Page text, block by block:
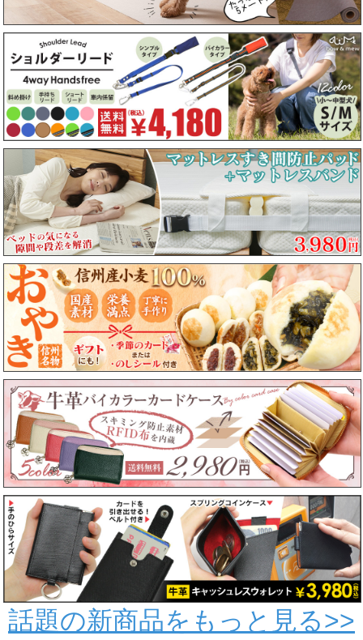
話題の新商品をもっと見る>>